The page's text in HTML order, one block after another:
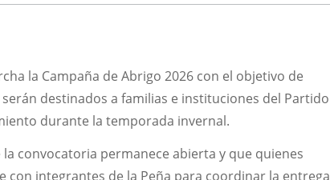
la Campaña de Abrigo 2026 con el objetivo de
destinados a familias e instituciones del Partido
durante la temporada invernal.
convocatoria permanece abierta y que quienes
con integrantes de la Peña para coordinar la entrega